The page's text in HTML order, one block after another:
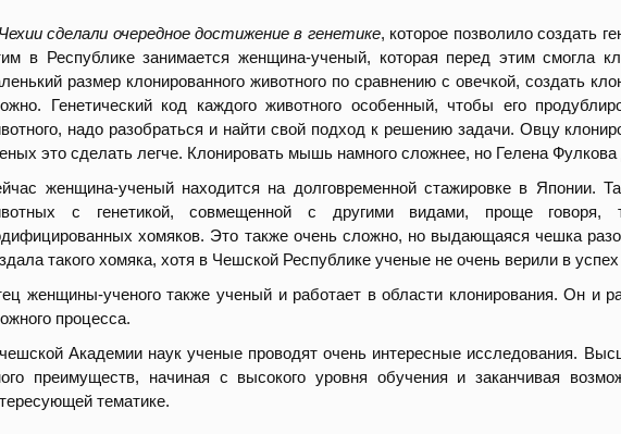
сделали очередное достижение в генетике, которое позволило создать
в Республике занимается женщина-ученый, которая перед этим смогла
размер клонированного животного по сравнению с овечкой, создать
Генетический код каждого животного особенный, чтобы его
надо разобраться и найти свой подход к решению задачи. Овцу
это сделать легче. Клонировать мышь намного сложнее, но Гелена Фулкова
женщина-ученый находится на долговременной стажировке в Японии.
с генетикой, совмещенной с другими видами, проще говоря,
хомяков. Это также очень сложно, но выдающаяся чешка
такого хомяка, хотя в Чешской Республике ученые не очень верили в успех
женщины-ученого также ученый и работает в области клонирования. Он и
процесса.
Академии наук ученые проводят очень интересные исследования.
преимуществ, начиная с высокого уровня обучения и заканчивая
тематике.